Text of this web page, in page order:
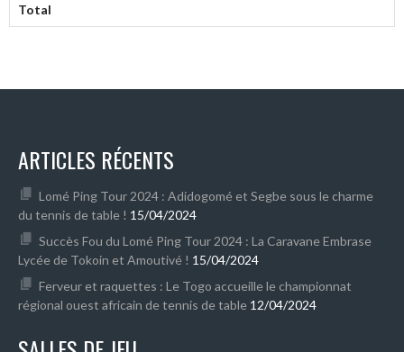
Total
ARTICLES RÉCENTS
Lomé Ping Tour 2024 : Adidogomé et Segbe sous le charme
du tennis de table ! 15/04/2024
Succès Fou du Lomé Ping Tour 2024 : La Caravane Embrase
Lycée de Tokoin et Amoutivé ! 15/04/2024
Ferveur et raquettes : Le Togo accueille le championnat
régional ouest africain de tennis de table 12/04/2024